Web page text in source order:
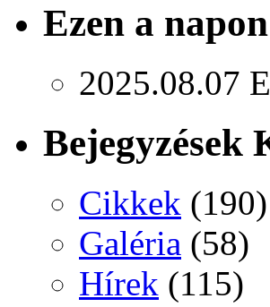
Ezen a
2025.08.07
Bejegyzések
Cikkek (190)
Galéria (58)
Hírek (115)